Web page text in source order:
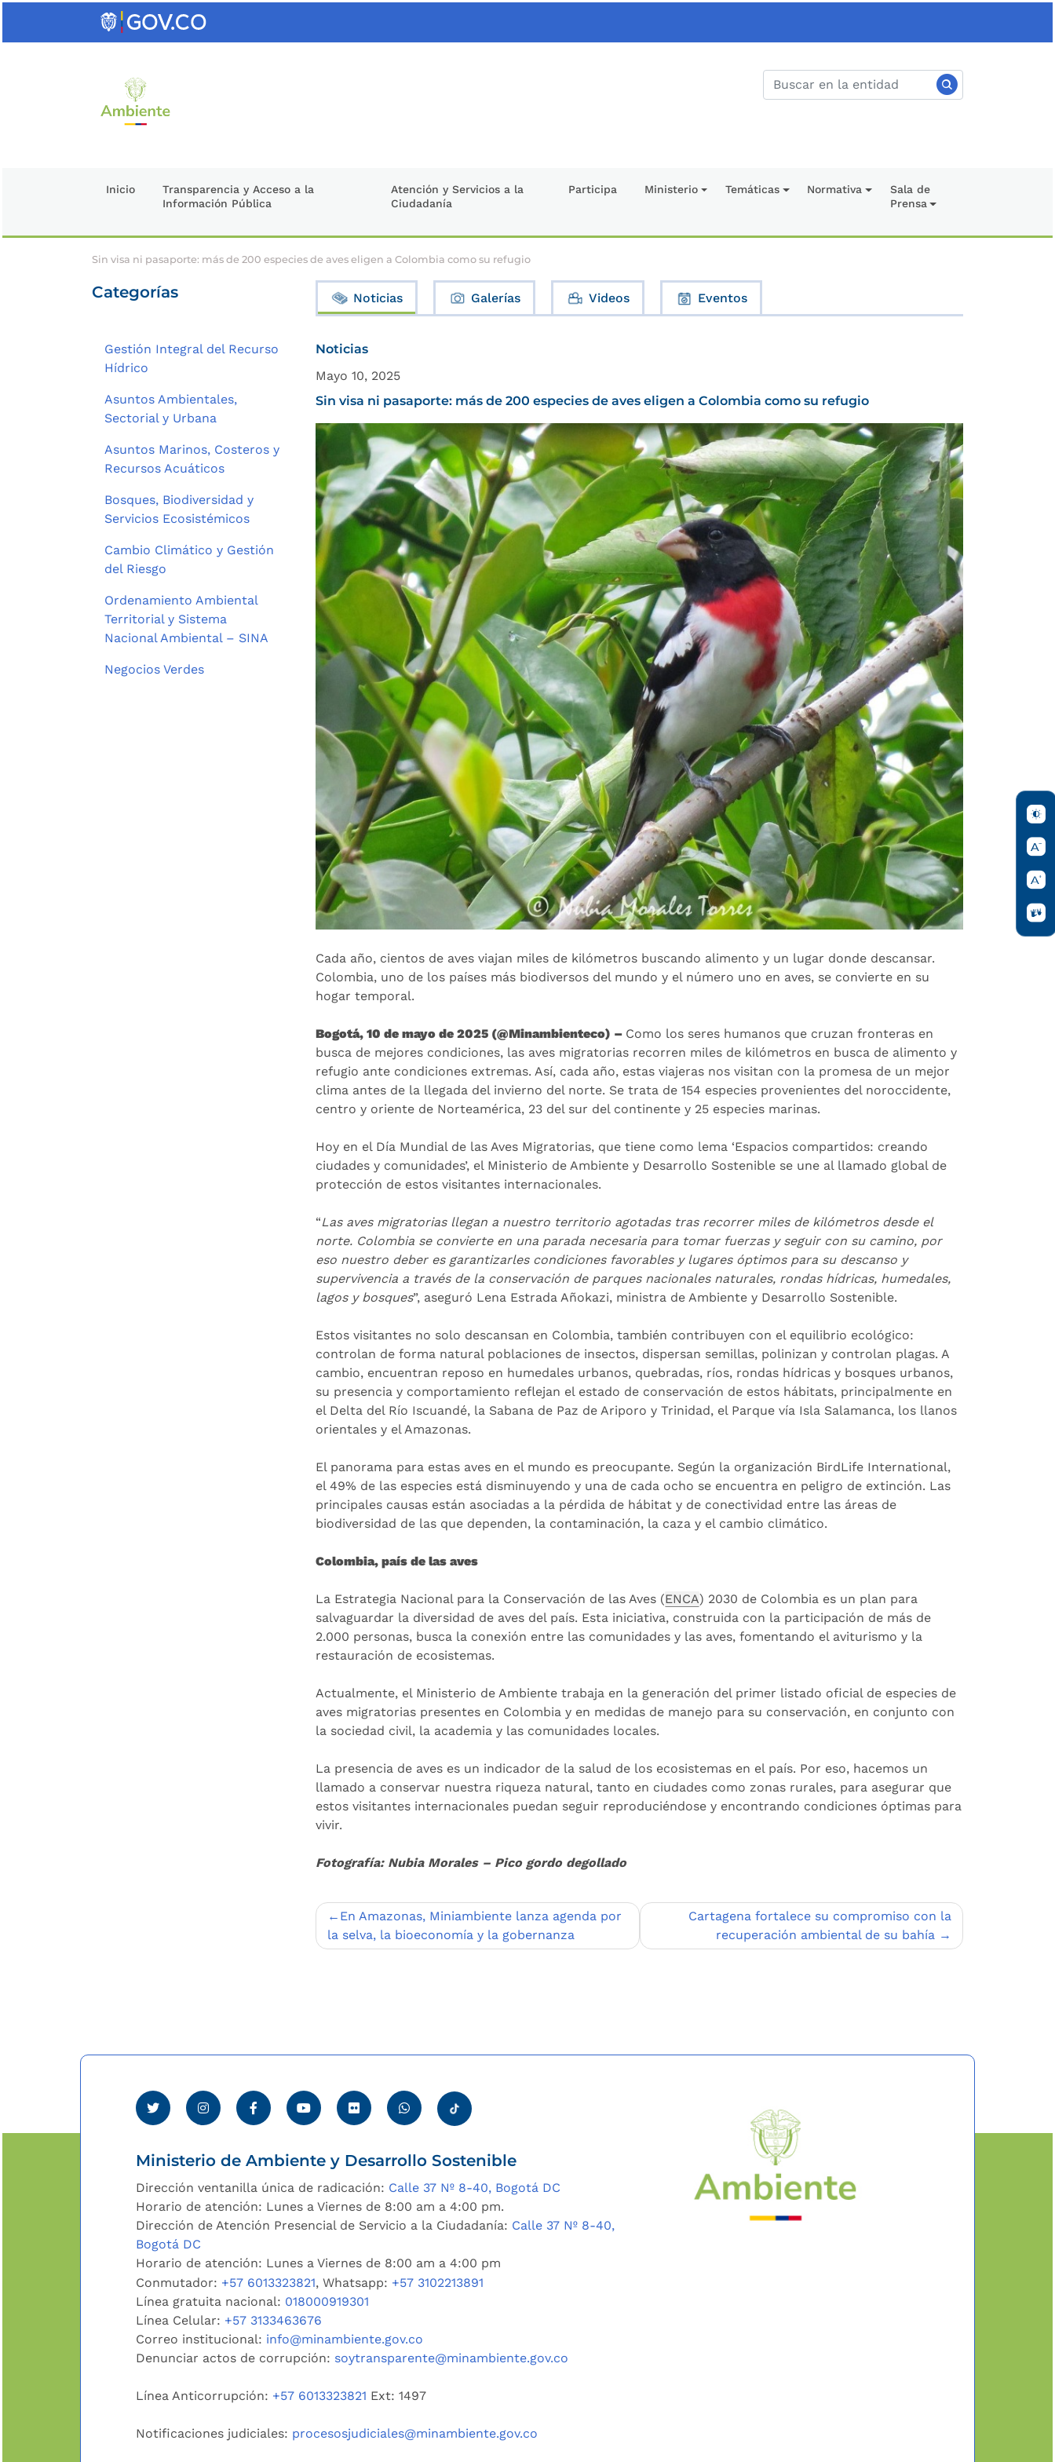
Inicio
Transparencia y Acceso a la
Información Pública
Atención y Servicios a la
Ciudadanía
Participa Ministerio Temáticas Normativa
Sala de
Prensa
Sin visa ni pasaporte: más de 200 especies de aves eligen a Colombia como su refugio
Categorías
Gestión Integral del Recurso
Hídrico
Asuntos Ambientales,
Sectorial y Urbana
Asuntos Marinos, Costeros y
Recursos Acuáticos
Bosques, Biodiversidad y
Servicios Ecosistémicos
Cambio Climático y Gestión
del Riesgo
Ordenamiento Ambiental
Territorial y Sistema
Nacional Ambiental – SINA
Negocios Verdes
Noticias Galerías Videos Eventos
Noticias
Mayo 10, 2025
Sin visa ni pasaporte: más de 200 especies de aves eligen a Colombia como su refugio
Cada año, cientos de aves viajan miles de kilómetros buscando alimento y un lugar donde descansar.
Colombia, uno de los países más biodiversos del mundo y el número uno en aves, se convierte en su
hogar temporal.
Bogotá, 10 de mayo de 2025 (@Minambienteco) – Como los seres humanos que cruzan fronteras en
busca de mejores condiciones, las aves migratorias recorren miles de kilómetros en busca de alimento y
refugio ante condiciones extremas. Así, cada año, estas viajeras nos visitan con la promesa de un mejor
clima antes de la llegada del invierno del norte. Se trata de 154 especies provenientes del noroccidente,
centro y oriente de Norteamérica, 23 del sur del continente y 25 especies marinas.
Hoy en el Día Mundial de las Aves Migratorias, que tiene como lema ‘Espacios compartidos: creando
ciudades y comunidades’, el Ministerio de Ambiente y Desarrollo Sostenible se une al llamado global de
protección de estos visitantes internacionales.
“Las aves migratorias llegan a nuestro territorio agotadas tras recorrer miles de kilómetros desde el
norte. Colombia se convierte en una parada necesaria para tomar fuerzas y seguir con su camino, por
eso nuestro deber es garantizarles condiciones favorables y lugares óptimos para su descanso y
supervivencia a través de la conservación de parques nacionales naturales, rondas hídricas, humedales,
lagos y bosques”, aseguró Lena Estrada Añokazi, ministra de Ambiente y Desarrollo Sostenible.
Estos visitantes no solo descansan en Colombia, también contribuyen con el equilibrio ecológico:
controlan de forma natural poblaciones de insectos, dispersan semillas, polinizan y controlan plagas. A
cambio, encuentran reposo en humedales urbanos, quebradas, ríos, rondas hídricas y bosques urbanos,
su presencia y comportamiento reflejan el estado de conservación de estos hábitats, principalmente en
el Delta del Río Iscuandé, la Sabana de Paz de Ariporo y Trinidad, el Parque vía Isla Salamanca, los llanos
orientales y el Amazonas.
El panorama para estas aves en el mundo es preocupante. Según la organización BirdLife International,
el 49% de las especies está disminuyendo y una de cada ocho se encuentra en peligro de extinción. Las
principales causas están asociadas a la pérdida de hábitat y de conectividad entre las áreas de
biodiversidad de las que dependen, la contaminación, la caza y el cambio climático.
Colombia, país de las aves
La Estrategia Nacional para la Conservación de las Aves (ENCA) 2030 de Colombia es un plan para
salvaguardar la diversidad de aves del país. Esta iniciativa, construida con la participación de más de
2.000 personas, busca la conexión entre las comunidades y las aves, fomentando el aviturismo y la
restauración de ecosistemas.
Actualmente, el Ministerio de Ambiente trabaja en la generación del primer listado oficial de especies de
aves migratorias presentes en Colombia y en medidas de manejo para su conservación, en conjunto con
la sociedad civil, la academia y las comunidades locales.
La presencia de aves es un indicador de la salud de los ecosistemas en el país. Por eso, hacemos un
llamado a conservar nuestra riqueza natural, tanto en ciudades como zonas rurales, para asegurar que
estos visitantes internacionales puedan seguir reproduciéndose y encontrando condiciones óptimas para
vivir.
Fotografía: Nubia Morales – Pico gordo degollado
Navegación
de
En Amazonas, Miniambiente lanza agenda por
la selva, la bioeconomía y la gobernanza
Cartagena fortalece su compromiso con la
recuperación ambiental de su bahía
Ministerio de Ambiente y Desarrollo Sostenible
Dirección ventanilla única de radicación: Calle 37 Nº 8-40, Bogotá DC
Horario de atención: Lunes a Viernes de 8:00 am a 4:00 pm.
Dirección de Atención Presencial de Servicio a la Ciudadanía: Calle 37 Nº 8-40,
Bogotá DC
Horario de atención: Lunes a Viernes de 8:00 am a 4:00 pm
Conmutador: +57 6013323821, Whatsapp: +57 3102213891
Línea gratuita nacional: 018000919301
Línea Celular: +57 3133463676
Correo institucional: info@minambiente.gov.co
Denunciar actos de corrupción: soytransparente@minambiente.gov.co
Línea Anticorrupción: +57 6013323821 Ext: 1497
Notificaciones judiciales: procesosjudiciales@minambiente.gov.co